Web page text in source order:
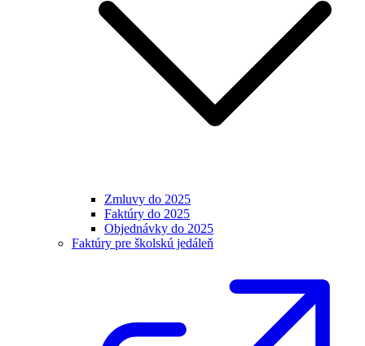
Zmluvy do 2025
Faktúry do 2025
Objednávky do 2025
Faktúry pre školskú jedáleň